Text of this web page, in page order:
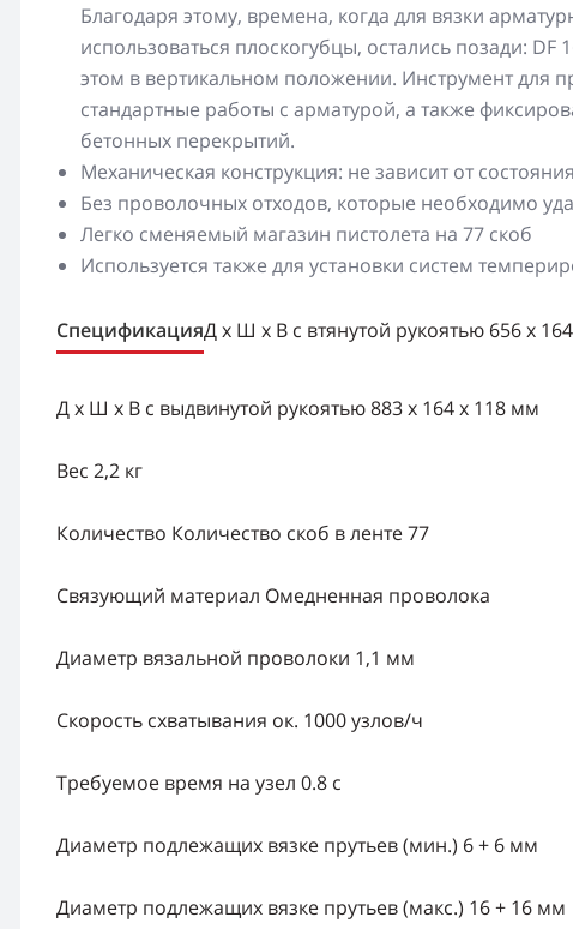
Благодаря этому, времена, когда для вязки
использоваться плоскогубцы, остались позади:
этом в вертикальном положении. Инструмент для
стандартные работы с арматурой, а также
бетонных перекрытий.
Механическая конструкция: не зависит от
Без проволочных отходов, которые необходимо
Легко сменяемый магазин пистолета на 77 скоб
Используется также для установки систем
СпецификацияД x Ш x В с втянутой рукоятью 656 x
Д x Ш x В с выдвинутой рукоятью 883 x 164 x 118 мм
Вес 2,2 кг
Количество Количество скоб в ленте 77
Связующий материал Омедненная проволока
Диаметр вязальной проволоки 1,1 мм
Скорость схватывания ок. 1000 узлов/ч
Требуемое время на узел 0.8 с
Диаметр подлежащих вязке прутьев (мин.) 6 + 6 мм
Диаметр подлежащих вязке прутьев (макс.) 16 + 16 мм